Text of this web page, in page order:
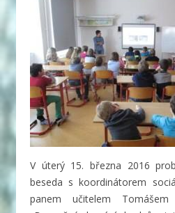
V úterý 15. března 2016
beseda s koordinátorem
panem učitelem